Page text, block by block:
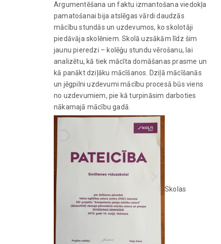
Argumentēšana un faktu izmantošana viedokļa
pamatošanai bija atslēgas vārdi daudzās
mācību stundās un uzdevumos, ko skolotāji
piedāvāja skolēniem. Skolā uzsākām līdz šim
jaunu pieredzi – kolēģu stundu vērošanu, lai
analizētu, kā tiek mācīta domāšanas prasme un
kā panākt dziļāku mācīšanos. Dziļā mācīšanās
un jēgpilni uzdevumi mācību procesā būs viens
no uzdevumiem, pie kā turpināsim darboties
nākamajā mācību gadā.
Skolas